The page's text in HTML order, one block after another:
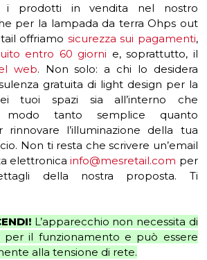
prodotti in vendita nel nostro
per la lampada da terra Ohps out
offriamo sicurezza sui pagamenti,
entro 60 giorni e, soprattutto, il
web. Non solo: a chi lo desidera
gratuita di light design per la
tuoi spazi sia all’interno che
modo tanto semplice quanto
rinnovare l’illuminazione della tua
Non ti resta che scrivere un’email
elettronicainfo@mesretail.com per
della nostra proposta. Ti
L’apparecchio non necessita di
per il funzionamento e può essere
alla tensione di rete.